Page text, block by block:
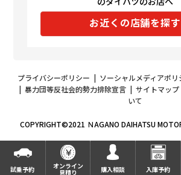
お近くの店舗を探す
プライバシーポリシー | ソーシャルメディアポリ
| 暴力団等反社会的勢力排除宣言| サイトマップ
いて
COPYRIGHT©2021 ＮAGANO DAIHATSU
試乗予約 オンライン
見積り 購入相談 入庫予約